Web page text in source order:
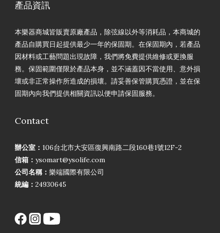
產品資訊
本樂器商城皆販賣原廠產品，除弦線以外等消耗品，本商城的
產品自購買日起提供最少一年的保固期。在保固期內，若產品
因材料或工藝問題出現故障，我們將免費提供維修或更換服
務。保固範圍僅限於產品本身，並不涵蓋因不當使用、意外損
壞或非正常操作所造成的損壞。請妥善保管購買憑證，並在保
固期內向我們提供相關資訊以便申請保固服務。
Contact
辦公室： 106台北市大安區復興南路二段160巷1號12F-2
信箱： ysomart@ysolife.com
公司名稱： 樂端國際有限公司
統編： 24930645